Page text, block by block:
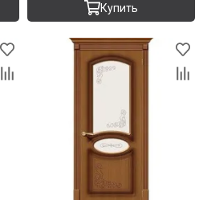
Купить